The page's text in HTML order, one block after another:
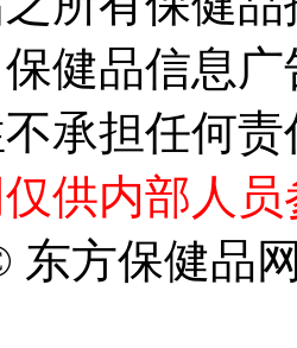
健品信息
承担任何
供内部人
东方保健品